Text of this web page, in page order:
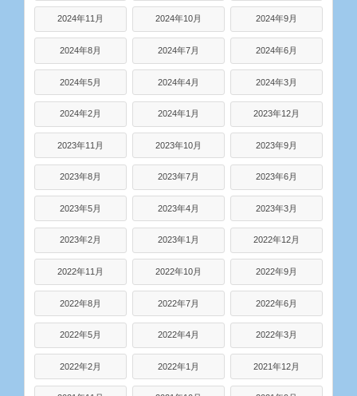
2024年11月 2024年10月 2024年9月
2024年8月 2024年7月 2024年6月
2024年5月 2024年4月 2024年3月
2024年2月 2024年1月 2023年12月
2023年11月 2023年10月 2023年9月
2023年8月 2023年7月 2023年6月
2023年5月 2023年4月 2023年3月
2023年2月 2023年1月 2022年12月
2022年11月 2022年10月 2022年9月
2022年8月 2022年7月 2022年6月
2022年5月 2022年4月 2022年3月
2022年2月 2022年1月 2021年12月